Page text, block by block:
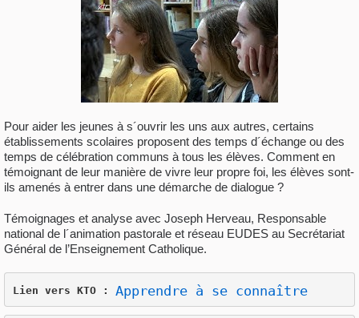
Pour aider les jeunes à s´ouvrir les uns aux autres, certains
établissements scolaires proposent des temps d´échange ou des
temps de célébration communs à tous les élèves. Comment en
témoignant de leur manière de vivre leur propre foi, les élèves sont-
ils amenés à entrer dans une démarche de dialogue ?
Témoignages et analyse avec Joseph Herveau, Responsable
national de l´animation pastorale et réseau EUDES au Secrétariat
Général de l’Enseignement Catholique.
Lien vers KTO : Apprendre à se connaître